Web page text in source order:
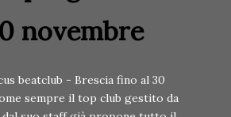
novembre
beatclub - Brescia fino al 30
sempre il top club gestito da